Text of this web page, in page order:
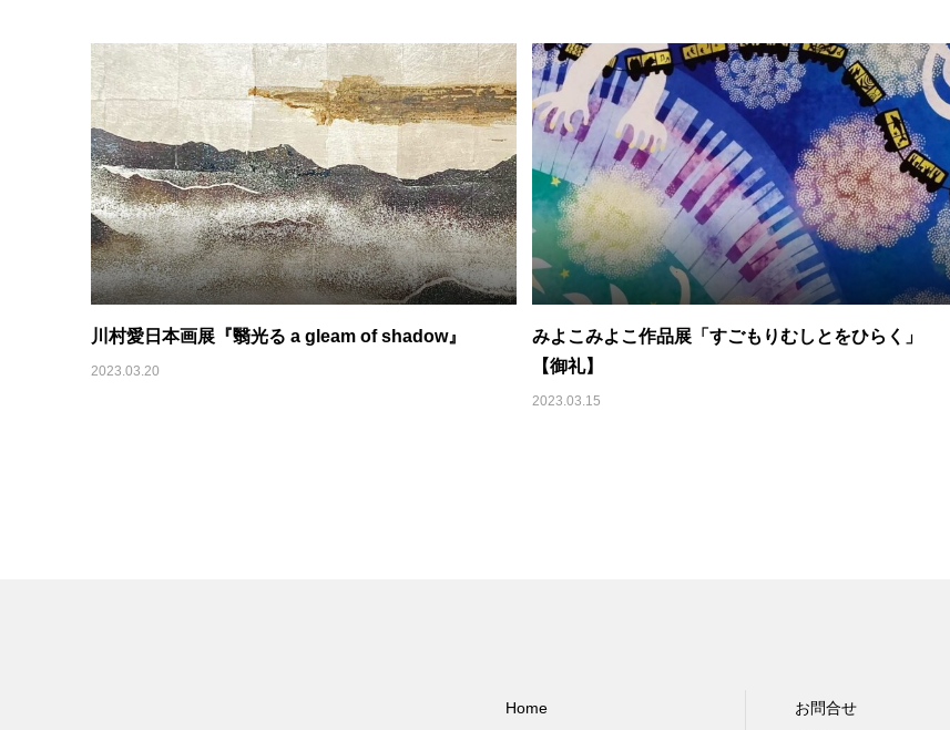
川村愛日本画展『翳光る a gleam of shadow』
2023.03.20
みよこみよこ作品展「すごもりむしとをひらく」
【御礼】
2023.03.15
Home お問合せ